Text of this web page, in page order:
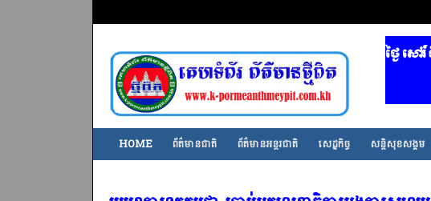
ថ្ងៃ សៅ
HOME ព័ត៌មានជាតិ ព័ត៌មានអន្តរជាតិ សេដ្ឋកិច្ច សន្តិសុខសង្គម